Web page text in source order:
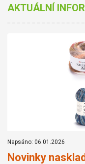
AKTUÁLNÍ
Napsáno: 06.01.2026
Novinky